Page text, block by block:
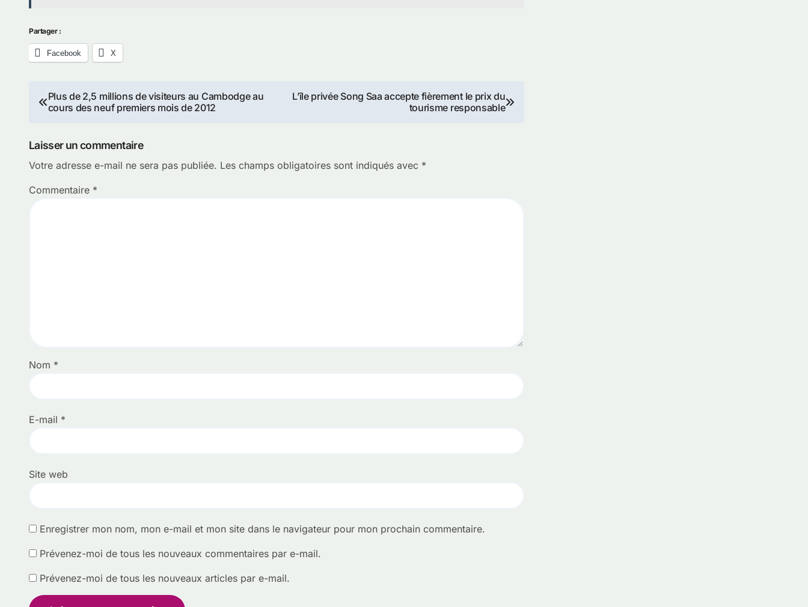
Partager :
Facebook X
Navigation
l’article
Plus de 2,5 millions de visiteurs au Cambodge au
cours des neuf premiers mois de 2012
L’île privée Song Saa accepte fièrement le prix du
tourisme responsable
Laisser un commentaire
Votre adresse e-mail ne sera pas publiée. Les champs obligatoires sont indiqués avec *
Commentaire *
Nom *
E-mail *
Site web
Enregistrer mon nom, mon e-mail et mon site dans le navigateur pour mon prochain commentaire.
Prévenez-moi de tous les nouveaux commentaires par e-mail.
Prévenez-moi de tous les nouveaux articles par e-mail.